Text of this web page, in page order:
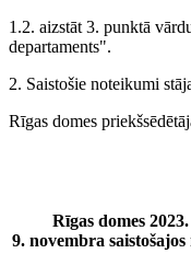
1.2. aizstāt 3. punktā
departaments".
2. Saistošie noteikumi
Rīgas domes
Rīgas domes
9. novembra